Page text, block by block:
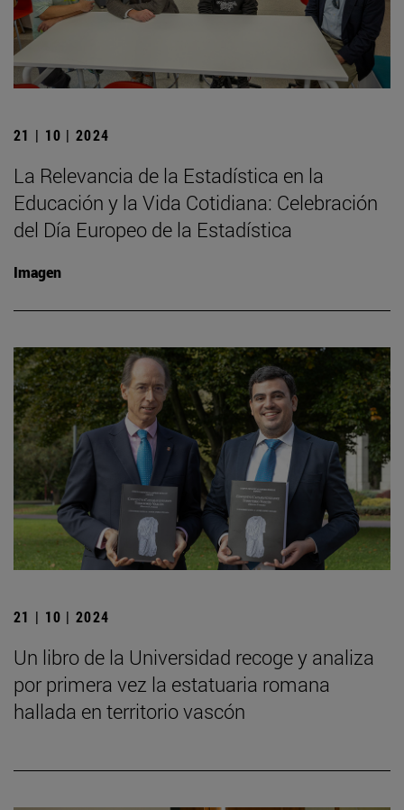
21 | 10 | 2024
La Relevancia de la Estadística en la
Educación y la Vida Cotidiana: Celebración
del Día Europeo de la Estadística
Imagen
21 | 10 | 2024
Un libro de la Universidad recoge y analiza
por primera vez la estatuaria romana
hallada en territorio vascón